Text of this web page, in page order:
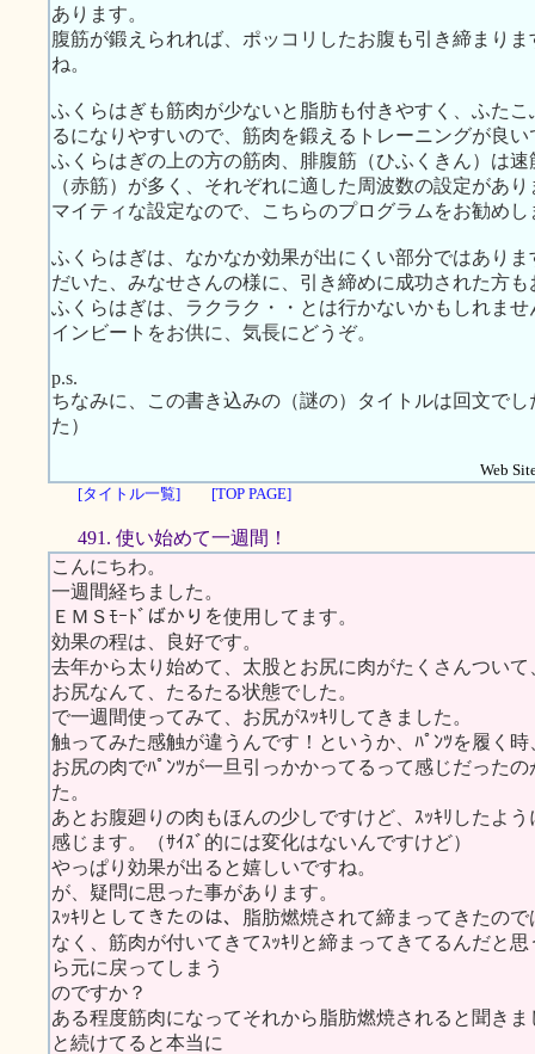
あります。
腹筋が鍛えられれば、ポッコリしたお腹も引き締まり
ね。
ふくらはぎも筋肉が少ないと脂肪も付きやすく、ふた
るになりやすいので、筋肉を鍛えるトレーニングが良い
ふくらはぎの上の方の筋肉、腓腹筋（ひふくきん）は
（赤筋）が多く、それぞれに適した周波数の設定があ
マイティな設定なので、こちらのプログラムをお勧めし
ふくらはぎは、なかなか効果が出にくい部分ではあり
だいた、みなせさんの様に、引き締めに成功された方も
ふくらはぎは、ラクラク・・とは行かないかもしれま
インビートをお供に、気長にどうぞ。
p.s.
ちなみに、この書き込みの（謎の）タイトルは回文で
た）
Web
[タイトル一覧]
[TOP PAGE]
491. 使い始めて一週間！
こんにちわ。
一週間経ちました。
ＥＭＳﾓｰﾄﾞばかりを使用してます。
効果の程は、良好です。
去年から太り始めて、太股とお尻に肉がたくさんついて
お尻なんて、たるたる状態でした。
で一週間使ってみて、お尻がｽｯｷﾘしてきました。
触ってみた感触が違うんです！というか、ﾊﾟﾝﾂを履く時
お尻の肉でﾊﾟﾝﾂが一旦引っかかってるって感じだった
た。
あとお腹廻りの肉もほんの少しですけど、ｽｯｷﾘしたよう
感じます。（ｻｲｽﾞ的には変化はないんですけど）
やっぱり効果が出ると嬉しいですね。
が、疑問に思った事があります。
ｽｯｷﾘとしてきたのは、脂肪燃焼されて締まってきたので
なく、筋肉が付いてきてｽｯｷﾘと締まってきてるんだと
ら元に戻ってしまう
のですか？
ある程度筋肉になってそれから脂肪燃焼されると聞き
と続けてると本当に